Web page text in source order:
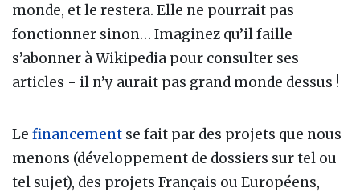
monde, et le restera. Elle ne pourrait pas
fonctionner sinon… Imaginez qu’il faille
s’abonner à Wikipedia pour consulter ses
articles - il n’y aurait pas grand monde dessus !
Le financement se fait par des projets que nous
menons (développement de dossiers sur tel ou
tel sujet), des projets Français ou Européens,